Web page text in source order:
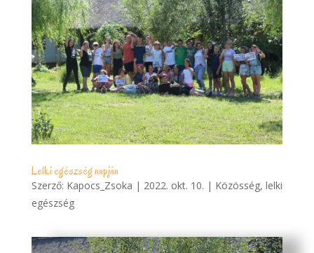
Lelki egészség napján
Szerző: Kapocs_Zsoka | 2022. okt. 10. | Közösség, lelki
egészség